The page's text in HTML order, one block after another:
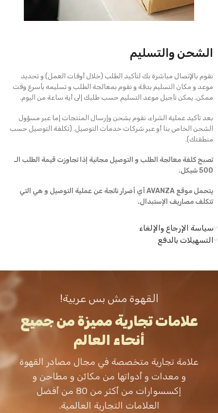
الشحن والتسليم
نقوم بالإتصال مباشرة بك لتأكيد الطلب (خلال أوقات العمل) و تحديد
موعد و مكان التسليم بدقة و نقوم بمعالجة الطلب و تسليمه بأسرع وقت
ممكن. يمكن تأجيل موعد التسليم حسب طلبك إلى أية ساعة من اليوم.
بعد تأكيد عملية الشراء، نقوم بشحن وإرسال المنتجات إما عبر مسؤول
الشحن الخاص بنا أو عبر شركات خدمات التوصيل. (تكلفة التوصيل حسب
منطقتك).
تصبح كلفة معالجة الطلب و التوصيل مجانية إذا تجاوزت قيمة الطلب الـ
500 شيكل.
يتحمل موقع AVANZA أي أضرار ناتجة عن عملية التوصيل و هي التي
تتكلف مصاريف الإستبدال.
سياسة الإرجاع والإلغاء
التسهيلات بالدفع
القهوة مش بس عربية!
علامات تجارية مميزة من جميع
أنحاء العالم
علامة تجارية متخصصة في مجال مصادر القهوة
و معدات و أدواتها من مكائن و مطاحن و
إكسسوارات من أكثر من 80 من أفضل
العلامات التجارية العالمية.